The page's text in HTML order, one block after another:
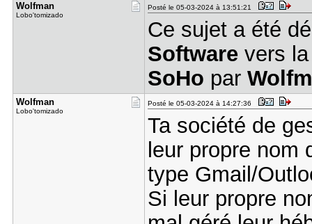
Wolfman
Lobo'tomizado
Posté le 05-03-2024 à 13:51:21
Ce sujet a été
Softwarevers
SoHo par
Wolfman
Lobo'tomizado
Posté le 05-03-2024 à 14:27:36
Ta société de
leur propre nom
type Gmail/
Si leur propre